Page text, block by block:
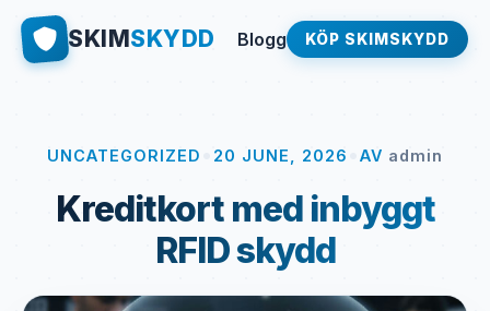
SKIMSKYDD Blogg KÖP SKIMSKYDD
UNCATEGORIZED 20 JUNE, 2026 AV admin
Kreditkort med inbyggt
RFID skydd